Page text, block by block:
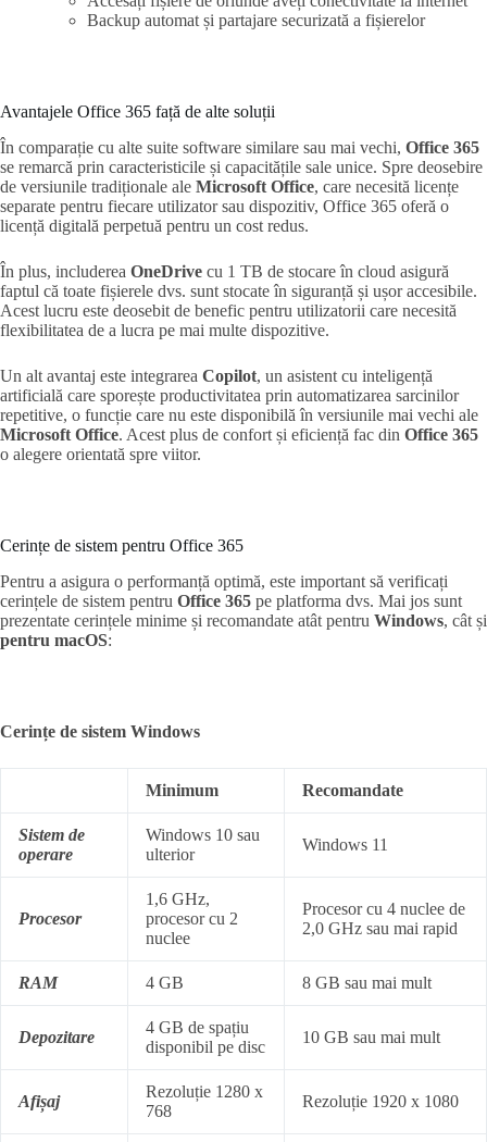
Backup automat și partajare securizată a fișierelor
Avantajele Office 365 față de alte soluții
În comparație cu alte suite software similare sau mai vechi, Office 365
se remarcă prin caracteristicile și capacitățile sale unice. Spre deosebire
de versiunile tradiționale ale Microsoft Office, care necesită licențe
separate pentru fiecare utilizator sau dispozitiv, Office 365 oferă o
licență digitală perpetuă pentru un cost redus.
În plus, includerea OneDrive cu 1 TB de stocare în cloud asigură
faptul că toate fișierele dvs. sunt stocate în siguranță și ușor accesibile.
Acest lucru este deosebit de benefic pentru utilizatorii care necesită
flexibilitatea de a lucra pe mai multe dispozitive.
Un alt avantaj este integrarea Copilot, un asistent cu inteligență
artificială care sporește productivitatea prin automatizarea sarcinilor
repetitive, o funcție care nu este disponibilă în versiunile mai vechi ale
Microsoft Office. Acest plus de confort și eficiență fac din Office 365
o alegere orientată spre viitor.
Cerințe de sistem pentru Office 365
Pentru a asigura o performanță optimă, este important să verificați
cerințele de sistem pentru Office 365 pe platforma dvs. Mai jos sunt
prezentate cerințele minime și recomandate atât pentru Windows, cât și
pentru macOS:
Cerințe de sistem Windows
Minimum Recomandate
Sistem de
operare
Windows 10 sau
ulterior
Windows 11
Procesor
1,6 GHz,
procesor cu 2
nuclee
Procesor cu 4 nuclee de
2,0 GHz sau mai rapid
RAM 4 GB 8 GB sau mai mult
Depozitare
4 GB de spațiu
disponibil pe disc
10 GB sau mai mult
Afișaj
Rezoluție 1280 x
768
Rezoluție 1920 x 1080